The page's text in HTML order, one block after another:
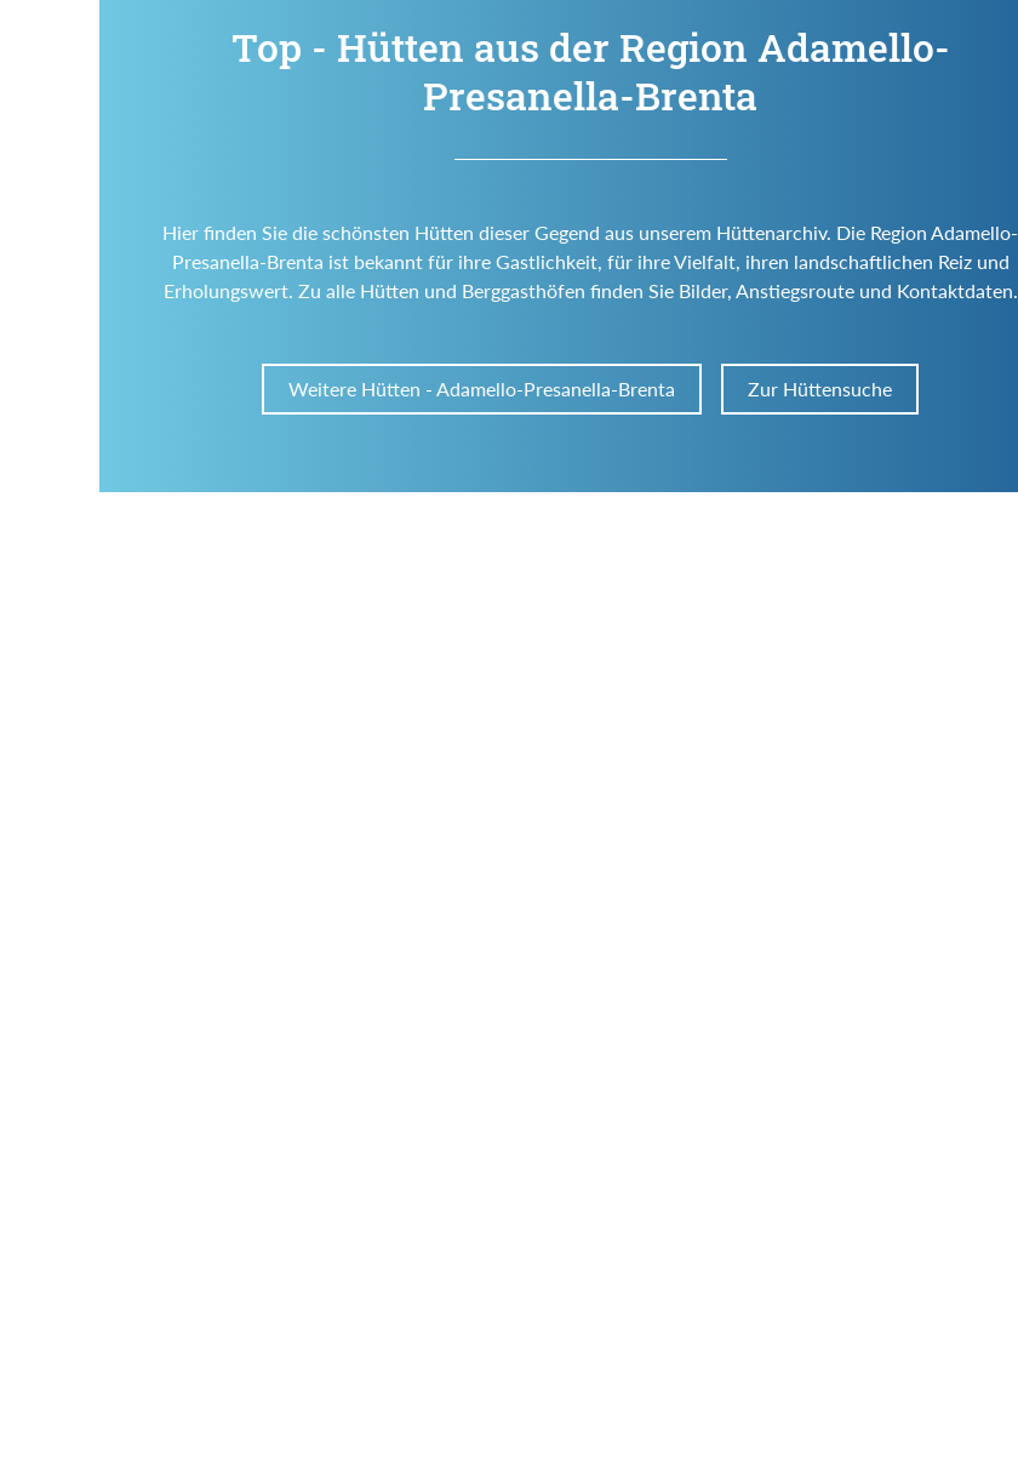
Top - Hütten aus der Region Adamello-
Presanella-Brenta
Hier finden Sie die schönsten Hütten dieser Gegend aus unserem Hüttenarchiv. Die Region Adamello-
Presanella-Brenta ist bekannt für ihre Gastlichkeit, für ihre Vielfalt, ihren landschaftlichen Reiz und
Erholungswert. Zu alle Hütten und Berggasthöfen finden Sie Bilder, Anstiegsroute und Kontaktdaten.
Weitere Hütten - Adamello-Presanella-Brenta Zur Hüttensuche